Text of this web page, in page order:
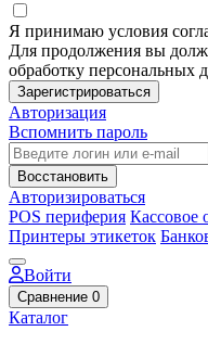
Я принимаю условия
Для продолжения вы
обработку персональных
Зарегистрироваться
Авторизация
Вспомнить пароль
Восстановить
Авторизироваться
POS периферия Кассовое
Принтеры этикеток
Войти
Сравнение 0
Каталог